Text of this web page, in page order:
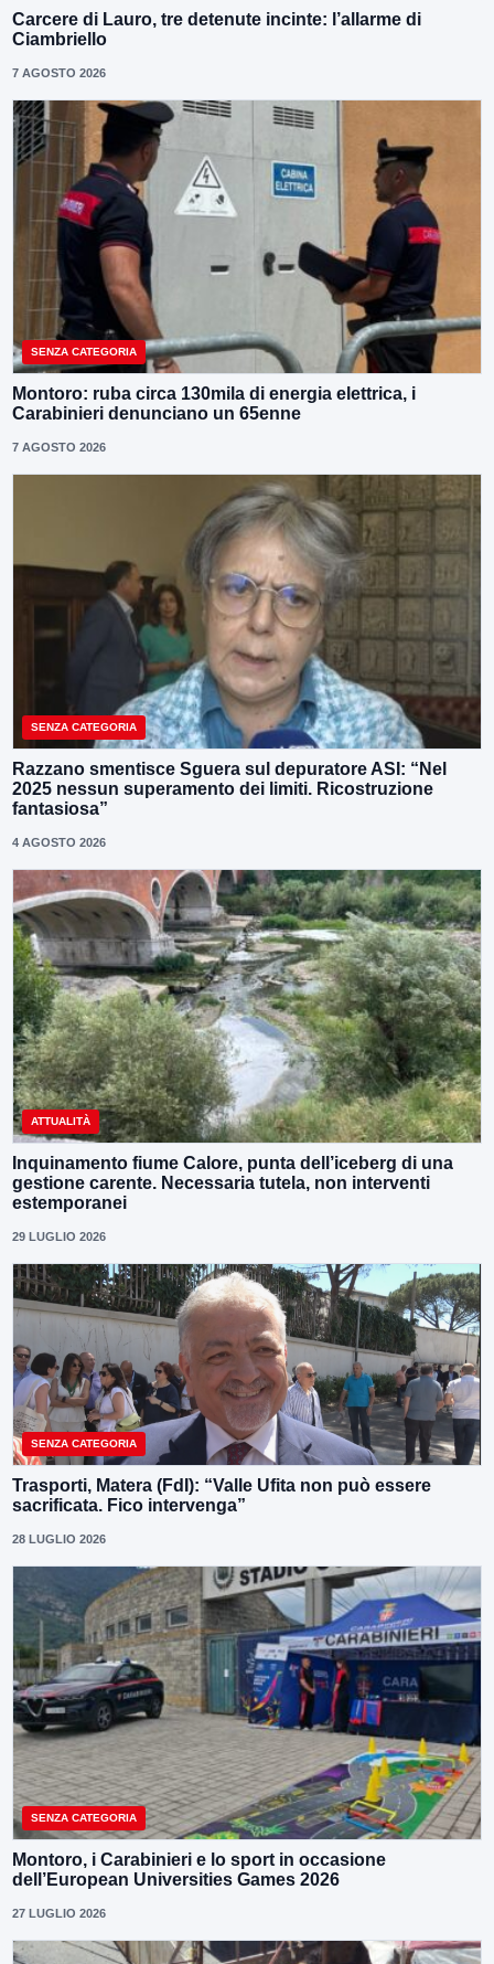
Carcere di Lauro, tre detenute incinte: l’allarme di
Ciambriello
7 AGOSTO 2026
SENZA CATEGORIA
Montoro: ruba circa 130mila di energia elettrica, i
Carabinieri denunciano un 65enne
7 AGOSTO 2026
SENZA CATEGORIA
Razzano smentisce Sguera sul depuratore ASI: “Nel
2025 nessun superamento dei limiti. Ricostruzione
fantasiosa”
4 AGOSTO 2026
ATTUALITÀ
Inquinamento fiume Calore, punta dell’iceberg di una
gestione carente. Necessaria tutela, non interventi
estemporanei
29 LUGLIO 2026
SENZA CATEGORIA
Trasporti, Matera (FdI): “Valle Ufita non può essere
sacrificata. Fico intervenga”
28 LUGLIO 2026
SENZA CATEGORIA
Montoro, i Carabinieri e lo sport in occasione
dell’European Universities Games 2026
27 LUGLIO 2026